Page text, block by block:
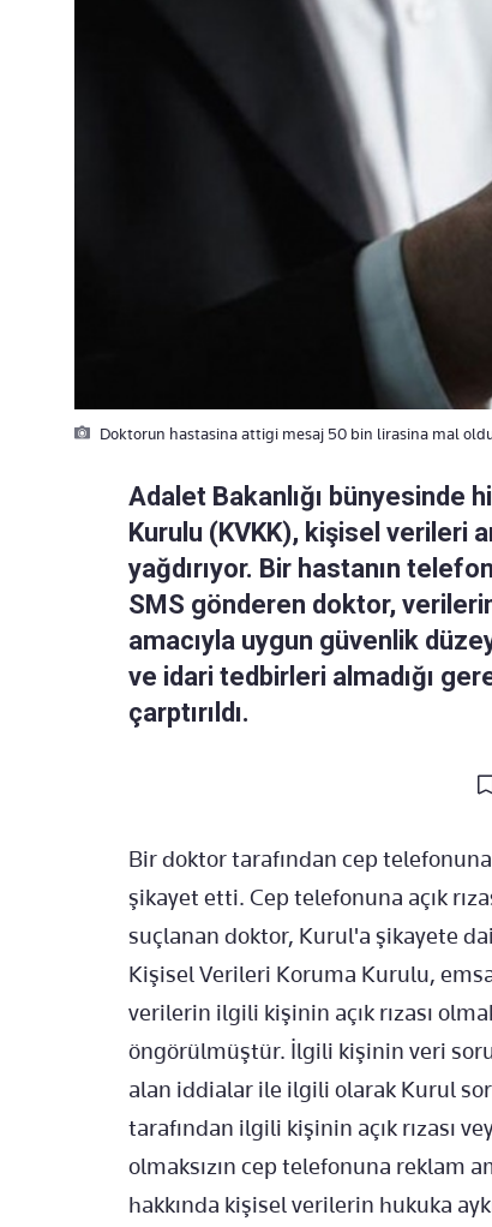
Doktorun hastasina attigi mesaj 50 bin lirasina mal
Adalet Bakanlığı bünyesinde
Kurulu (KVKK), kişisel verileri
yağdırıyor. Bir hastanın
SMS gönderen doktor,
amacıyla uygun güvenlik
ve idari tedbirleri almadığı
çarptırıldı.
Bir doktor tarafından cep
şikayet etti. Cep telefonuna açık
suçlanan doktor, Kurul'a şikayete
Kişisel Verileri Koruma Kurulu,
verilerin ilgili kişinin açık rızası
öngörülmüştür. İlgili kişinin veri
alan iddialar ile ilgili olarak Kurul
tarafından ilgili kişinin açık rızası
olmaksızın cep telefonuna reklam
hakkında kişisel verilerin hukuka